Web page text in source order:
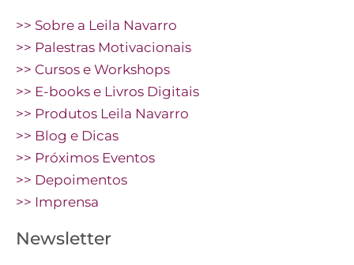
>> Sobre a Leila Navarro
>> Palestras Motivacionais
>> Cursos e Workshops
>> E-books e Livros Digitais
>> Produtos Leila Navarro
>> Blog e Dicas
>> Próximos Eventos
>> Depoimentos
>> Imprensa
Newsletter